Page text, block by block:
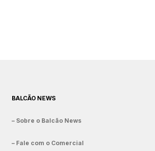
BALCÃO NEWS
– Sobre o Balcão News
– Fale com o Comercial